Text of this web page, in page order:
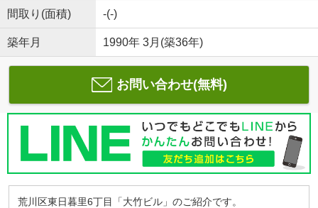
間取り(面積) -(-)
築年月 1990年 3月(築36年)
お問い合わせ(無料)
荒川区東日暮里6丁目「大竹ビル」のご紹介です。